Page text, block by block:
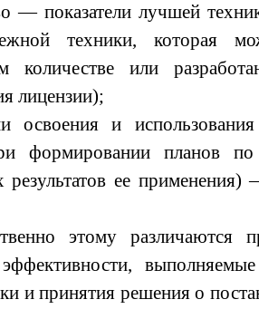
— показатели лучшей
техники, которая
количестве или
лицензии);
освоения и
формировании планов по
результатов ее применения)
этому различаются
и принятия решения о